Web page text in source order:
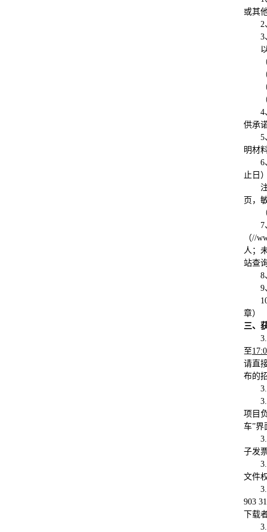
或其
2
3
4
供承
5
明材
6
止日
页，
7
（//
人；
站查
8
9
章）
三、
至
请直
布的
项目
车”界
子发票
文件
903
下载